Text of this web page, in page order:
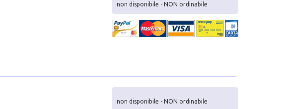
non disponibile - NON ordinabile
non disponibile - NON ordinabile